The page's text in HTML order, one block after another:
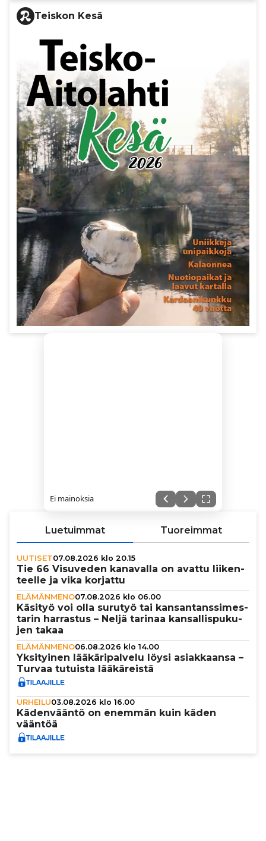
Teiskon Kesä
Ei mainoksia
Luetuimmat Tuoreimmat
UUTISET07.08.2026 klo 20.15
Tie 66 Visuveden kanavalla on avattu lii­ken­
teelle ja vika korjattu
ELÄMÄNMENO07.08.2026 klo 06.00
Käsityö voi olla surutyö tai kan­san­tans­si­mes­
ta­rin harrastus – Neljä tarinaa kan­sal­lis­pu­ku­
jen takaa
ELÄMÄNMENO06.08.2026 klo 14.00
Yksi­tyi­nen lää­kä­ri­pal­velu löysi asi­ak­kaansa –
Turvaa tutuista lää­kä­reistä
URHEILU03.08.2026 klo 16.00
Käden­vääntö on enemmän kuin käden
vääntöä